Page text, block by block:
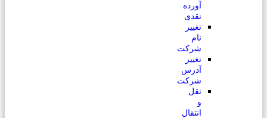
آورده
نقدی
تغییر
نام
شرکت
تغییر
آدرس
شرکت
نقل
و
انتقال